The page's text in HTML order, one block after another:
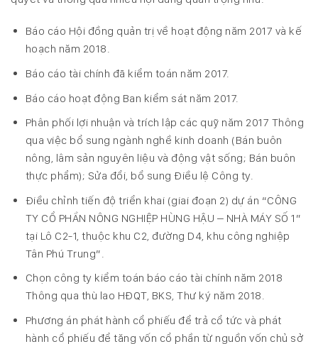
Báo cáo Hội đồng quản trị về hoạt động năm 2017 và kế
hoạch năm 2018.
Báo cáo tài chính đã kiểm toán năm 2017.
Báo cáo hoạt động Ban kiểm sát năm 2017.
Phân phối lợi nhuận và trích lập các quỹ năm 2017 Thông
qua việc bổ sung ngành nghề kinh doanh (Bán buôn
nông, lâm sản nguyên liệu và động vật sống; Bán buôn
thực phẩm); Sửa đổi, bổ sung Điều lệ Công ty.
Điều chỉnh tiến độ triển khai (giai đoạn 2) dự án “CÔNG
TY CỔ PHẦN NÔNG NGHIỆP HÙNG HẬU – NHÀ MÁY SỐ 1”
tại Lô C2-1, thuộc khu C2, đường D4, khu công nghiệp
Tân Phú Trung”.
Chọn công ty kiểm toán báo cáo tài chính năm 2018
Thông qua thù lao HĐQT, BKS, Thư ký năm 2018.
Phương án phát hành cổ phiếu để trả cổ tức và phát
hành cổ phiếu để tăng vốn cổ phần từ nguồn vốn chủ sở